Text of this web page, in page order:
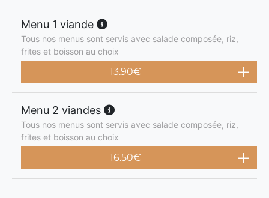
Menu 1 viande
Tous nos menus sont servis avec salade composée, riz,
frites et boisson au choix
13.90€
Menu 2 viandes
Tous nos menus sont servis avec salade composée, riz,
frites et boisson au choix
16.50€